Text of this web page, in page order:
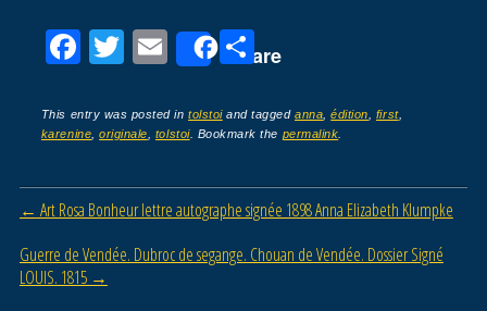
F
c
e
b
o
o
k
T
tt
er
E
ail
Share
P
ta
g
er
This entry was posted intolstoiand taggedanna ,édition first,
karenine ,originale tolstoi. Bookmark the permalink
Post navigation
← Art Rosa Bonheur lettre autographe signée 1898 Anna Elizabeth Klumpke
Guerre de Vendée. Dubroc de segange. Chouan de Vendée. Dossier Signé
LOUIS. 1815 →